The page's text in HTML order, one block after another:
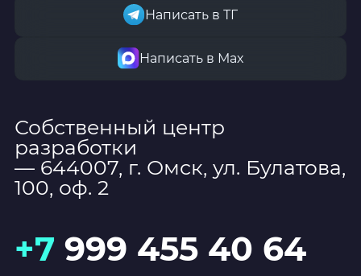
Написать в ТГ
Написать в Мах
Собственный центр
разработки
— 644007, г. Омск, ул. Булатова,
100, оф. 2
+7 999 455 40 64